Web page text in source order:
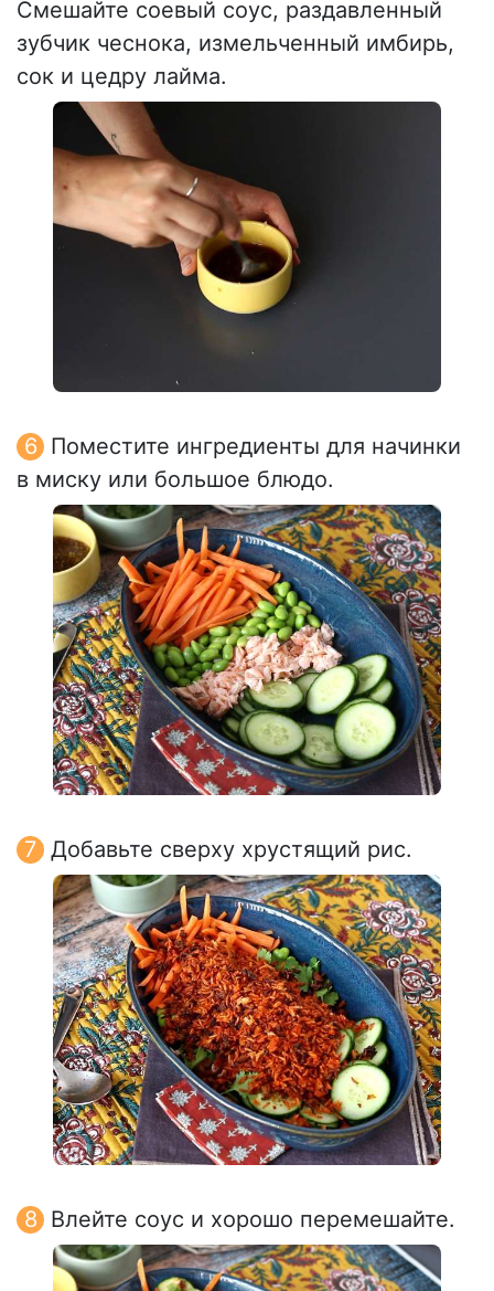
Смешайте соевый соус, раздавленный
зубчик чеснока, измельченный имбирь,
сок и цедру лайма.
Поместите ингредиенты для начинки
в миску или большое блюдо.
Добавьте сверху хрустящий рис.
Влейте соус и хорошо перемешайте.